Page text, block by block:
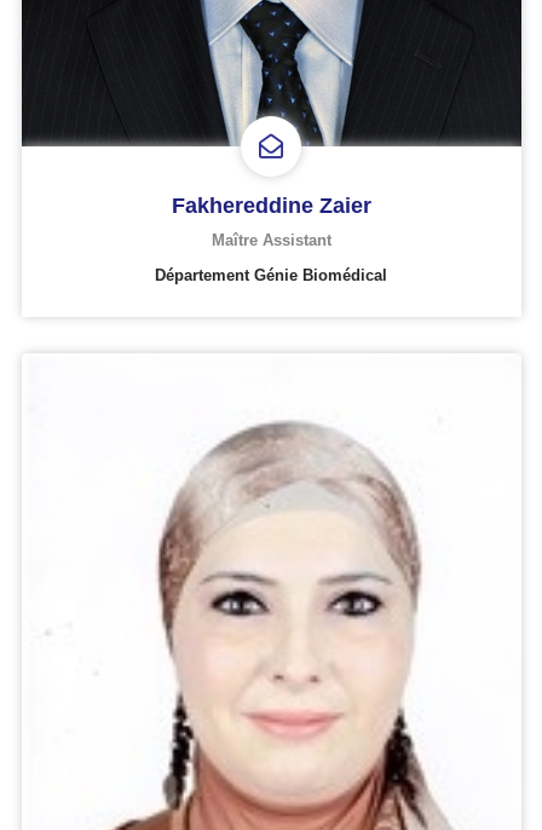
Fakhereddine Zaier
Maître Assistant
Département Génie Biomédical